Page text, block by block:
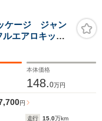
ケージ ジャン
エアロキッ
ーフルキッ
イプ3マフラ
本体価格
148.0万円
円
走行 15.0万km